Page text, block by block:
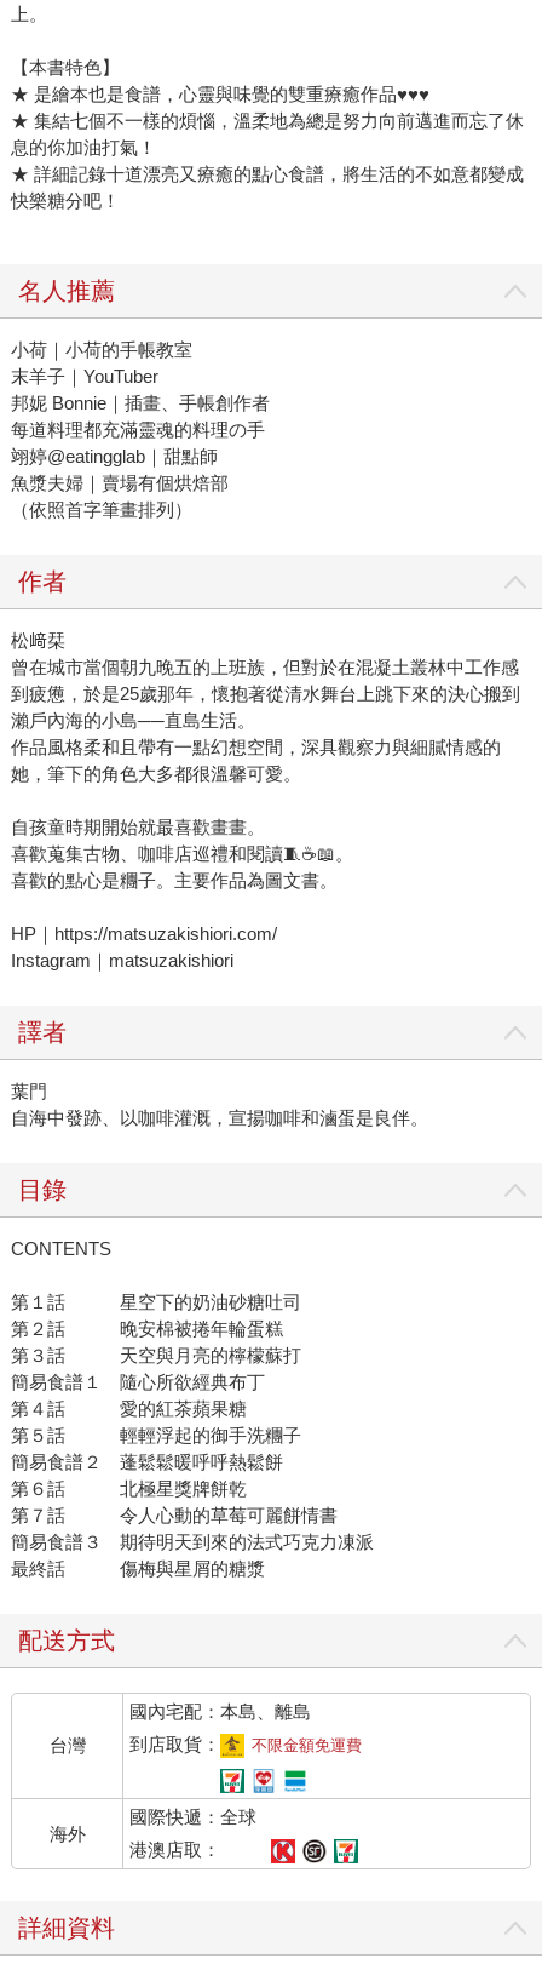
上。
【本書特色】
★ 是繪本也是食譜，心靈與味覺的雙重療癒作品♥♥♥
★ 集結七個不一樣的煩惱，溫柔地為總是努力向前邁進而忘了休
息的你加油打氣！
★ 詳細記錄十道漂亮又療癒的點心食譜，將生活的不如意都變成
快樂糖分吧！
名人推薦
小荷｜小荷的手帳教室
末羊子｜YouTuber
邦妮 Bonnie｜插畫、手帳創作者
每道料理都充滿靈魂的料理の手
翊婷@eatingglab｜甜點師
魚漿夫婦｜賣場有個烘焙部
（依照首字筆畫排列）
作者
松﨑栞
曾在城市當個朝九晚五的上班族，但對於在混凝土叢林中工作感
到疲憊，於是25歲那年，懷抱著從清水舞台上跳下來的決心搬到
瀨戶內海的小島──直島生活。
作品風格柔和且帶有一點幻想空間，深具觀察力與細膩情感的
她，筆下的角色大多都很溫馨可愛。
自孩童時期開始就最喜歡畫畫。
喜歡蒐集古物、咖啡店巡禮和閱讀🧵☕️📖。
喜歡的點心是糰子。主要作品為圖文書。
HP｜https://matsuzakishiori.com/
Instagram｜matsuzakishiori
譯者
葉門
自海中發跡、以咖啡灌溉，宣揚咖啡和滷蛋是良伴。
目錄
CONTENTS
第１話 星空下的奶油砂糖吐司
第２話 晚安棉被捲年輪蛋糕
第３話 天空與月亮的檸檬蘇打
簡易食譜１ 隨心所欲經典布丁
第４話 愛的紅茶蘋果糖
第５話 輕輕浮起的御手洗糰子
簡易食譜２ 蓬鬆鬆暖呼呼熱鬆餅
第６話 北極星獎牌餅乾
第７話 令人心動的草莓可麗餅情書
簡易食譜３ 期待明天到來的法式巧克力凍派
最終話 傷梅與星屑的糖漿
配送方式
台灣
國內宅配：本島、離島
到店取貨：
不限金額免運費
海外
國際快遞：全球
港澳店取：
詳細資料